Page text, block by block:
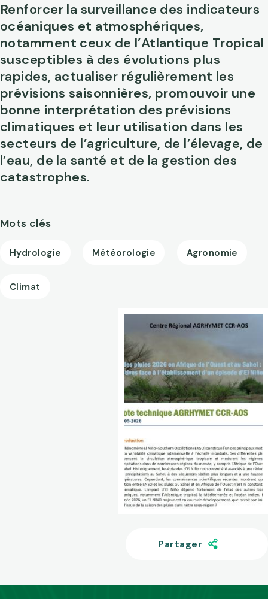
Renforcer la surveillance des indicateurs
océaniques et atmosphériques,
notamment ceux de l’Atlantique Tropical
susceptibles à des évolutions plus
rapides, actualiser régulièrement les
prévisions saisonnières, promouvoir une
bonne interprétation des prévisions
climatiques et leur utilisation dans les
secteurs de l’agriculture, de l’élevage, de
l’eau, de la santé et de la gestion des
catastrophes.
Mots clés
Hydrologie Météorologie Agronomie
Climat
Partager